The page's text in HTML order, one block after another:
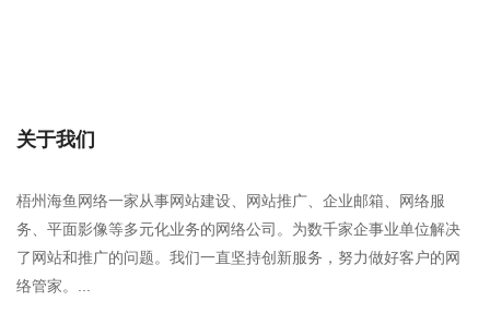
关于我们
梧州海鱼网络一家从事网站建设、网站推广、企业邮箱、网络服
务、平面影像等多元化业务的网络公司。为数千家企事业单位解决
了网站和推广的问题。我们一直坚持创新服务，努力做好客户的网
络管家。...